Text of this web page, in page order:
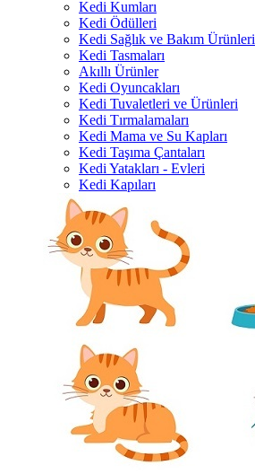
Kedi Kumları
Kedi Ödülleri
Kedi Sağlık ve Bakım Ürünleri
Kedi Tasmaları
Akıllı Ürünler
Kedi Oyuncakları
Kedi Tuvaletleri ve Ürünleri
Kedi Tırmalamaları
Kedi Mama ve Su Kapları
Kedi Taşıma Çantaları
Kedi Yatakları - Evleri
Kedi Kapıları